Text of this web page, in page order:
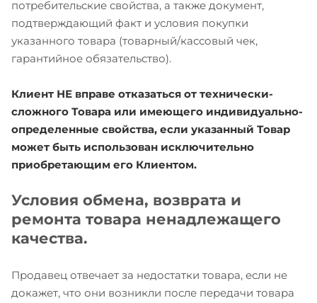
потребительские свойства, а также документ,
подтверждающий факт и условия покупки
указанного товара (товарный/кассовый чек,
гарантийное обязательство).
Клиент НЕ вправе отказаться от технически-
сложного Товара или имеющего индивидуально-
определенные свойства, если указанный Товар
может быть использован исключительно
приобретающим его Клиентом.
Условия обмена, возврата и
ремонта товара ненадлежащего
качества.
Продавец отвечает за недостатки товара, если не
докажет, что они возникли после передачи товара